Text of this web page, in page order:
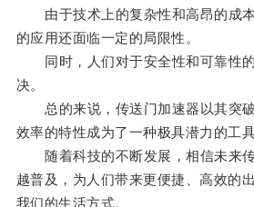
由于技术上的复杂性和高昂的成本
的应用还面临一定的局限性。
同时，人们对于安全性和可靠性
决。
总的来说，传送门加速器以其突
效率的特性成为了一种极具潜力的工具
随着科技的不断发展，相信未来
越普及，为人们带来更便捷、高效的
我们的生活方式。